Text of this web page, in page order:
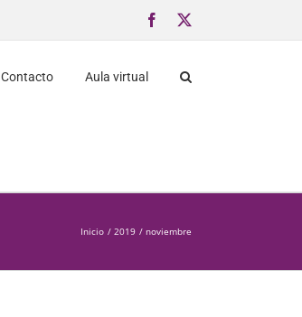
Facebook
Contacto Aula virtual
Inicio 2019 noviembre